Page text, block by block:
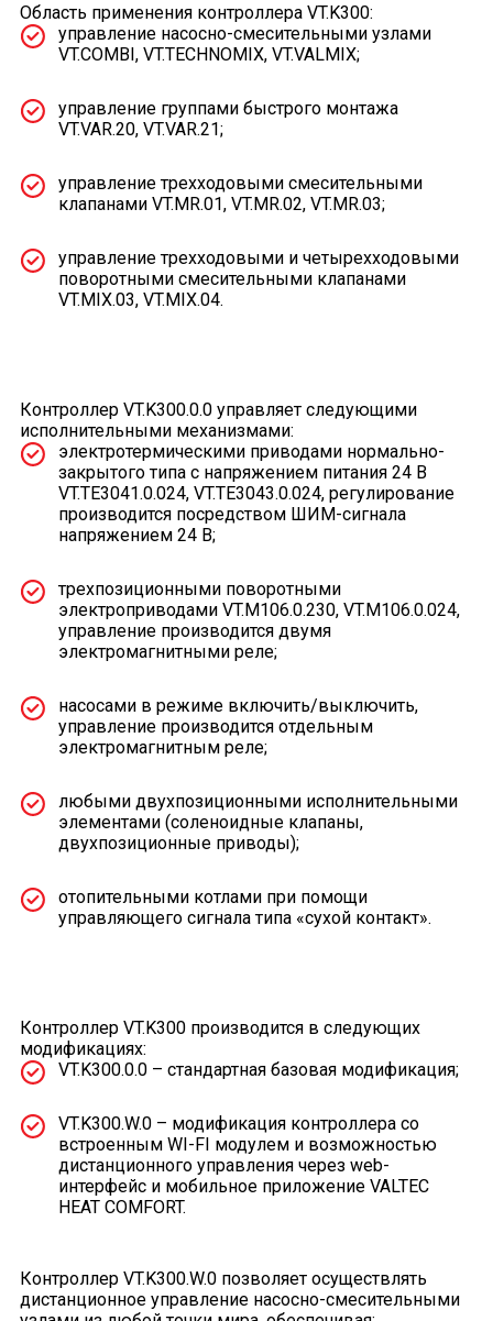
Область применения контроллера VT.K300:
управление насосно-смесительными узлами
VT.COMBI, VT.TECHNOMIX, VT.VALMIX;
управление группами быстрого монтажа
VT.VAR.20, VT.VAR.21;
управление трехходовыми смесительными
клапанами VT.MR.01, VT.MR.02, VT.MR.03;
управление трехходовыми и четырехходовыми
поворотными смесительными клапанами
VT.MIX.03, VT.MIX.04.
Контроллер VT.K300.0.0 управляет следующими
исполнительными механизмами:
электротермическими приводами нормально-
закрытого типа с напряжением питания 24 В
VT.TE3041.0.024, VT.TE3043.0.024, регулирование
производится посредством ШИМ-сигнала
напряжением 24 В;
трехпозиционными поворотными
электроприводами VT.M106.0.230, VT.M106.0.024,
управление производится двумя
электромагнитными реле;
насосами в режиме включить/выключить,
управление производится отдельным
электромагнитным реле;
любыми двухпозиционными исполнительными
элементами (соленоидные клапаны,
двухпозиционные приводы);
отопительными котлами при помощи
управляющего сигнала типа «сухой контакт».
Контроллер VT.K300 производится в следующих
модификациях:
VT.K300.0.0 – стандартная базовая модификация;
VT.K300.W.0 – модификация контроллера со
встроенным WI-FI модулем и возможностью
дистанционного управления через web-
интерфейс и мобильное приложение VALTEC
HEAT COMFORT.
Контроллер VT.K300.W.0 позволяет осуществлять
дистанционное управление насосно-смесительными